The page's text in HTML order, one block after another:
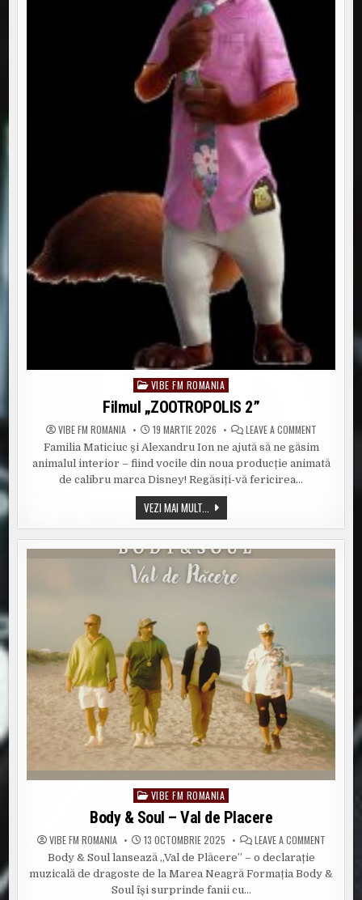
Posted
in
VIBE FM ROMANIA
Filmul „ZOOTROPOLIS 2”
VIBE FM ROMANIA 19 MARTIE 2026 LEAVE A COMMENTON
2”
Familia Maticiuc și Alexandru Ion ne ajută să ne găsim
animalul interior – fiind vocile din noua producție animată
de calibru marca Disney! Regăsiți-vă fericirea…
VEZI MAI MULT... FILMUL
„ZOOTROPOLIS
2”
Posted
in
VIBE FM ROMANIA
Body & Soul – Val de Placere
VIBE FM ROMANIA 13 OCTOMBRIE 2025 LEAVE A COMMENTON
SOUL
–
Body & Soul lansează „Val de Plăcere” – o declarație
muzicală de dragoste de la Marea Neagră Formația Body &
Soul își surprinde fanii cu…